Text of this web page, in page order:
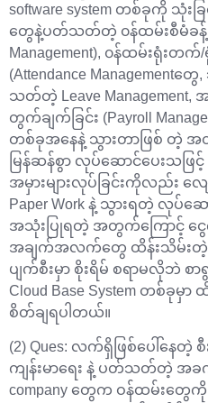
software system တစ်ခုကို သုံးခ
တွေနဲ့ပတ်သတ်တဲ့ ၀န်ထမ်းစီမံခန့်ခွဲ
Management), ၀န်ထမ်းရုံးတ
(Attendance
သတ်တဲ့ Leave Management,
တွက်ချက်ခြင်း (Payroll
တစ်ခုအနေနဲ့ သွားတာဖြစ် တဲ့ အ
မြန်ဆန်စွာ လုပ်ဆောင်ပေးသဖ
အမှားများလုပ်ခြင်းကိုလည်း လ
Paper Work နဲ့ သွားရတဲ့ လုပ်
အသုံးပြုရတဲ့ အတွက်ကြောင့် ငွေ
အချက်အလက်တွေ ထိန်းသိမ်းတဲ့
ပျက်စီးမှာ စိုးရိမ် စရာမလိုဘဲ
Cloud Base System တစ်ခုမှာ
စိတ်ချရပါတယ်။
(2) Ques: လက်ရှိဖြစ်ပေါ်နေတဲ့
ကျန်းမာရေး နဲ့ ပတ်သတ်တဲ့ အ
company တွေက ဝန်ထမ်းတွေကို